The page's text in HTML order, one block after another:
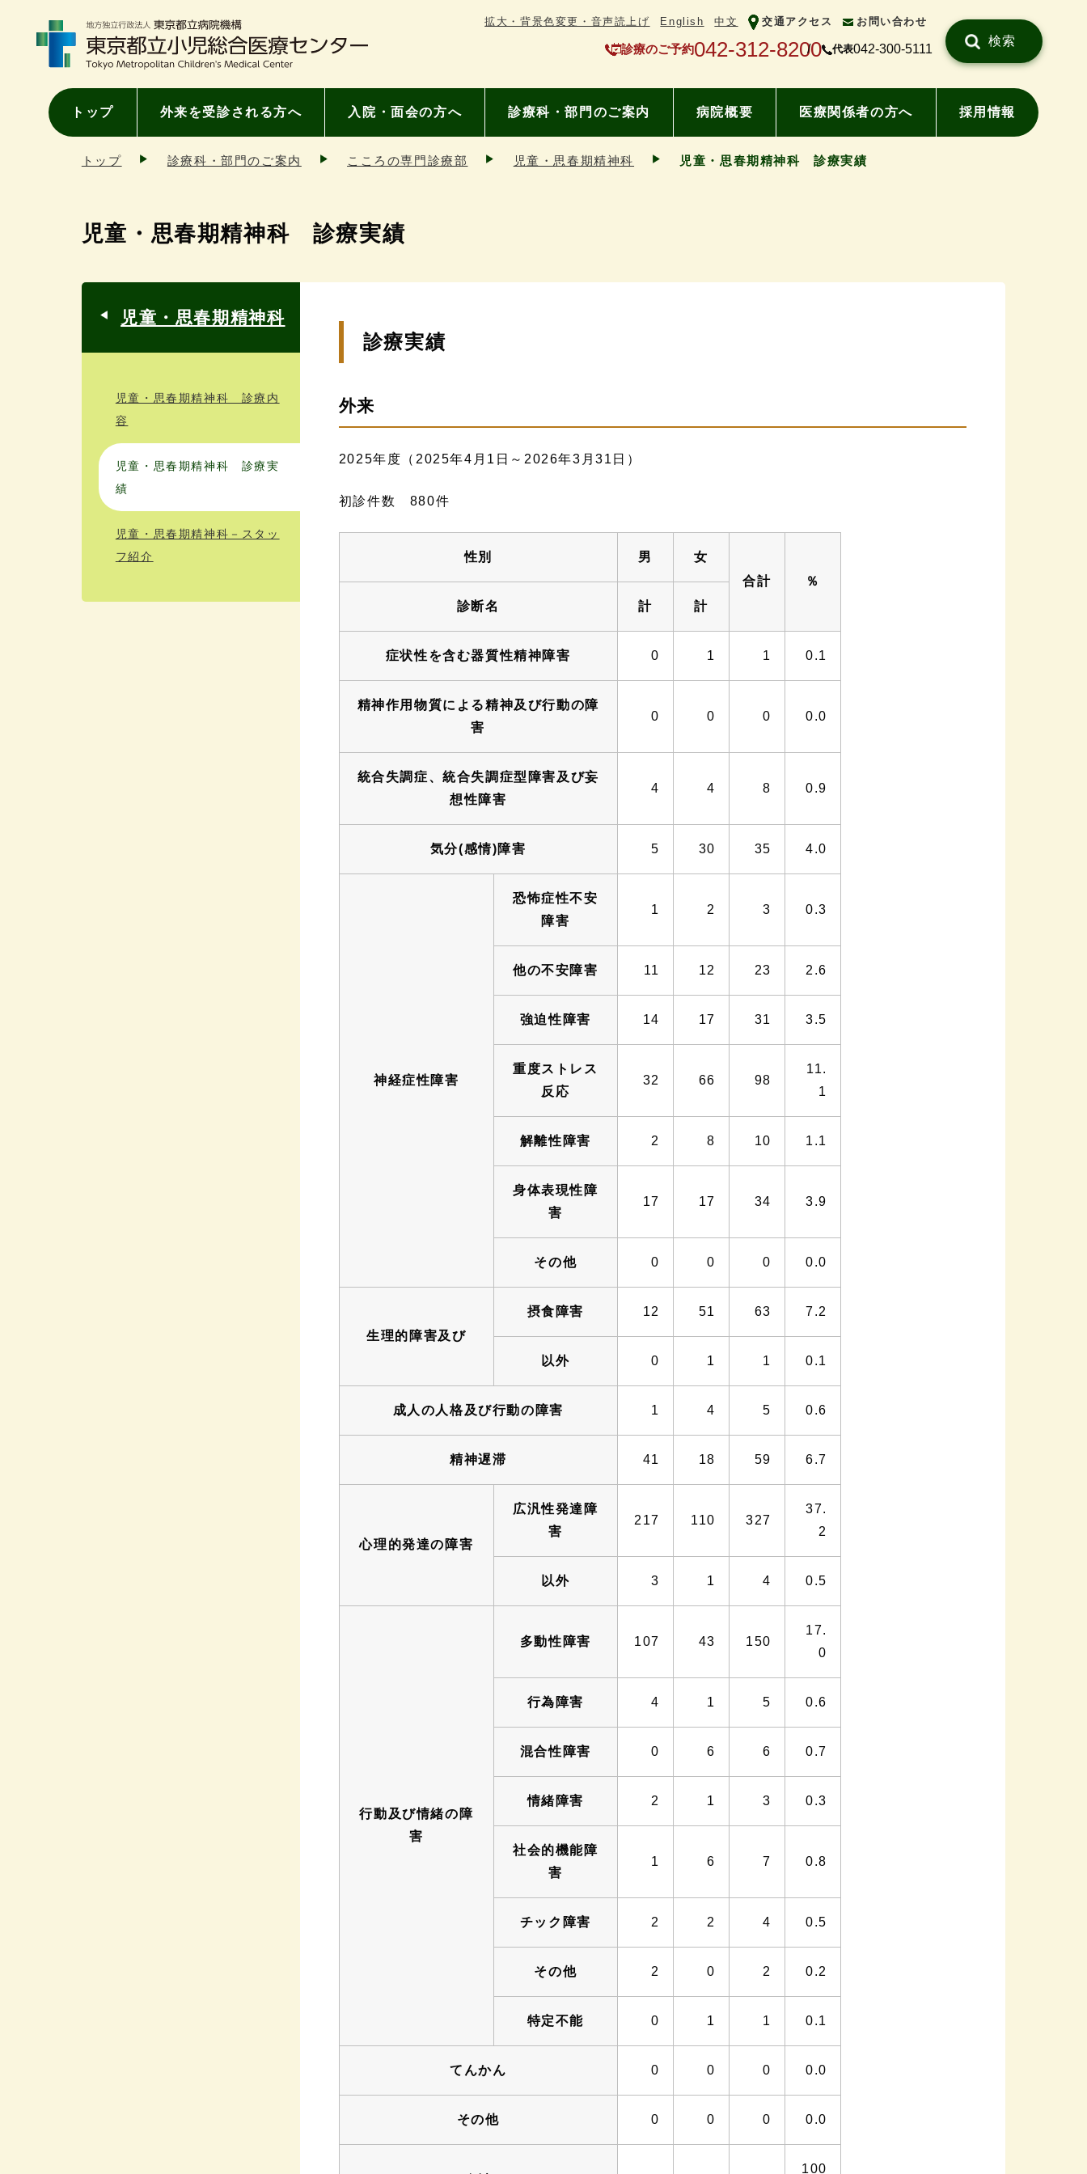
拡大・背景色変更・音声読上げ English 中文 交通アクセス お問い合わせ
診療のご予約042-312-8200 代表042-300-5111
検索
トップ 外来を受診される方へ 入院・面会の方へ 診療科・部門のご案内 病院概要 医療関係者の方へ 採用情報
トップ 診療科・部門のご案内 こころの専門診療部 児童・思春期精神科 児童・思春期精神科 診療実績
児童・思春期精神科 診療実績
診療実績
外来
2025年度（2025年4月1日～2026年3月31日）
初診件数 880件
性別 男
女
合計
％
診断名
計 計
症状性を含む器質性精神障害 0 1 1 0.1
精神作用物質による精神及び行動の障
害
0 0 0 0.0
統合失調症、統合失調症型障害及び妄
想性障害
4 4 8 0.9
気分(感情)障害 5 30 35 4.0
神経症性障害
恐怖症性不安
障害
1 2 3 0.3
他の不安障害 11 12 23 2.6
強迫性障害 14 17 31 3.5
重度ストレス
反応
32 66 98
11.
1
解離性障害 2 8 10 1.1
身体表現性障
害
17 17 34 3.9
その他 0 0 0 0.0
生理的障害及び
摂食障害 12 51 63 7.2
以外 0 1 1 0.1
成人の人格及び行動の障害 1 4 5 0.6
精神遅滞 41 18 59 6.7
心理的発達の障害
広汎性発達障
害
217 110 327
37.
2
以外 3 1 4 0.5
行動及び情緒の障
害
多動性障害 107 43 150
17.
0
行為障害 4 1 5 0.6
混合性障害 0 6 6 0.7
情緒障害 2 1 3 0.3
社会的機能障
害
1 6 7 0.8
チック障害 2 2 4 0.5
その他 2 0 2 0.2
特定不能 0 1 1 0.1
てんかん 0 0 0 0.0
その他 0 0 0 0.0
100
児童・思春期精神科
児童・思春期精神科 診療内
容
児童・思春期精神科 診療実
績
児童・思春期精神科－スタッ
フ紹介